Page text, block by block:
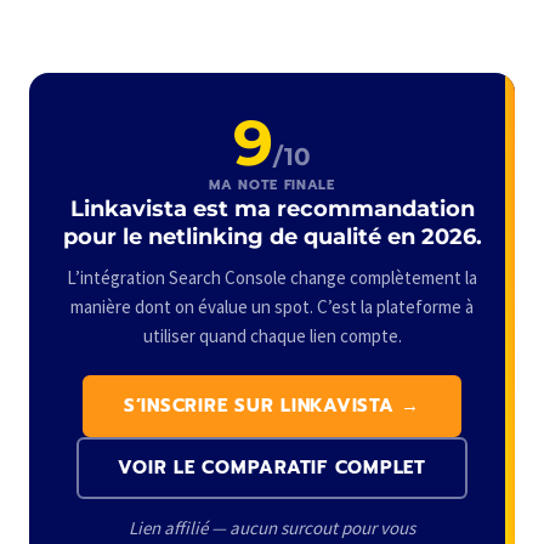
des sites à trafic artificiel que Google peut détécter et
9/10
MA NOTE FINALE
Linkavista est ma recommandation
pour le netlinking de qualité en 2026.
L’intégration Search Console change complètement la
manière dont on évalue un spot. C’est la plateforme à
utiliser quand chaque lien compte.
S’INSCRIRE SUR LINKAVISTA →
VOIR LE COMPARATIF COMPLET
Lien affilié — aucun surcout pour vous